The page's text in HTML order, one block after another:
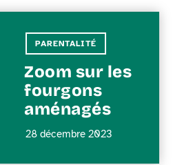
PARENTALITÉ
Zoom sur les
fourgons
aménagés
28 décembre 2023